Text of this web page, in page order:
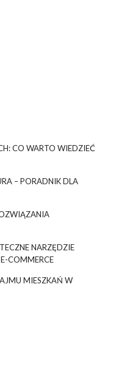
CO WARTO WIEDZIEĆ
– PORADNIK DLA
NARZĘDZIE
COMMERCE
MIESZKAŃ W